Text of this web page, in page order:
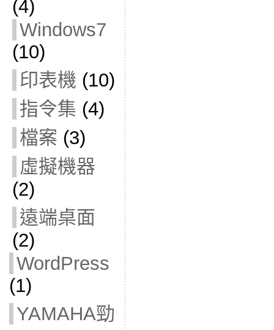
(4)
Windows7
(10)
印表機 (10)
指令集 (4)
檔案 (3)
虛擬機器
(2)
遠端桌面
(2)
WordPress
(1)
YAMAHA勁